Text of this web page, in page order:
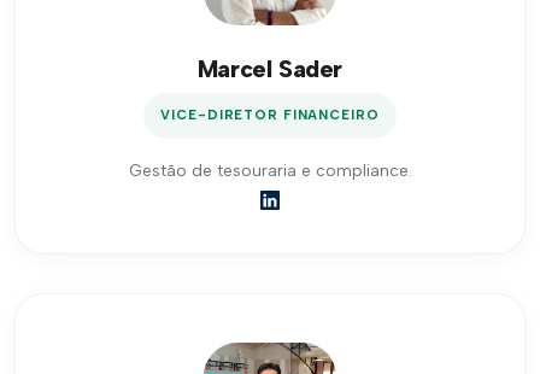
Marcel Sader
VICE-DIRETOR FINANCEIRO
Gestão de tesouraria e compliance.